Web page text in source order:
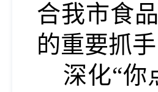
合我市食
的重要抓
深化“你